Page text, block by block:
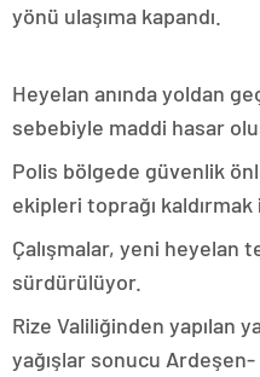
yönü ulaşıma kapandı.
Heyelan anında yoldan
sebebiyle maddi hasar
Polis bölgede güvenlik
ekipleri toprağı kaldırmak
Çalışmalar, yeni heyelan
sürdürülüyor.
Rize Valiliğinden yapılan
yağışlar sonucu Ardeşen-